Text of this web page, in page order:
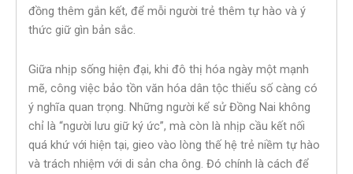
đồng thêm gắn kết, để mỗi người trẻ thêm tự hào và ý
thức giữ gìn bản sắc.
Giữa nhịp sống hiện đại, khi đô thị hóa ngày một mạnh
mẽ, công việc bảo tồn văn hóa dân tộc thiểu số càng có
ý nghĩa quan trọng. Những người kể sử Đồng Nai không
chỉ là “người lưu giữ ký ức”, mà còn là nhịp cầu kết nối
quá khứ với hiện tại, gieo vào lòng thế hệ trẻ niềm tự hào
và trách nhiệm với di sản cha ông. Đó chính là cách để